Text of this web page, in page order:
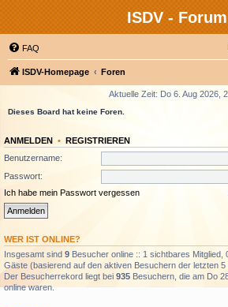
ISDV - Forum
FAQ
ISDV-Homepage Foren
Aktuelle Zeit: Do 6. Aug 2026,
Dieses Board hat keine Foren.
ANMELDEN • REGISTRIEREN
Benutzername:
Passwort:
Ich habe mein Passwort vergessen
WER IST ONLINE?
Insgesamt sind 9 Besucher online :: 1 sichtbares Mitglied,
Gäste (basierend auf den aktiven Besuchern der letzten 5
Der Besucherrekord liegt bei 935 Besuchern, die am Do
online waren.